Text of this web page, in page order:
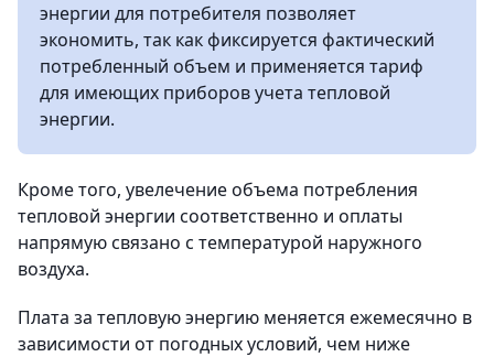
энергии для потребителя позволяет
экономить, так как фиксируется фактический
потребленный объем и применяется тариф
для имеющих приборов учета тепловой
энергии.
Кроме того, увелечение объема потребления
тепловой энергии соответственно и оплаты
напрямую связано с температурой наружного
воздуха.
Плата за тепловую энергию меняется ежемесячно в
зависимости от погодных условий, чем ниже